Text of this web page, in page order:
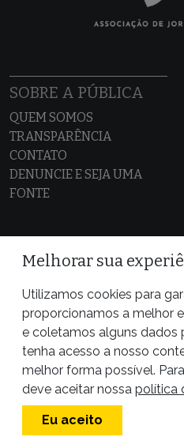
SOBRE A PÚBLICA
QUEM SOMOS
TRANSPARÊNCIA
CONTATO
DENUNCIE E SEJA UMA
FONTE
REPUBLICAÇÃO
ENGLISH
ESPAÑOL
ALIADOS DA PÚBLICA
Melhorar sua
Utilizamos cookies para
proporcionamos a melhor
e coletamos alguns dados
tenha acesso a nosso
melhor forma possível.
deve aceitar nossa política
Eu aceito